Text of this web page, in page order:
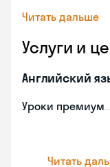
Читать дальше
Услуги и
Английский
Уроки премиум
Читать